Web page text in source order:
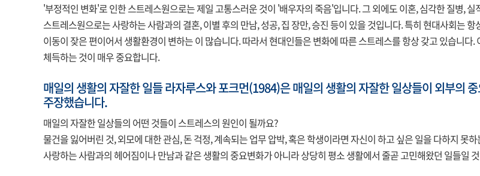
'부정적인 변화'로 인한 스트레스원으로는 제일 고통스러운 것이 '배우자의 죽음'입니다. 그 외에도 이혼, 심각한 질병,
스트레스원으로는 사랑하는 사람과의 결혼, 이별 후의 만남, 성공, 집 장만, 승진 등이 있을 것입니다. 특히 현대사회는
이동이 잦은 편이어서 생활환경이 변하는 이 많습니다. 따라서 현대인들은 변화에 따른 스트레스를 항상 갖고 있습니다
체득하는 것이 매우 중요합니다.
매일의 생활의 자잘한 일들 라자루스와 포크먼(1984)은 매일의 생활의 자잘한 일상들이 외부의
주장했습니다.
매일의 자잘한 일상들의 어떤 것들이 스트레스의 원인이 될까요?
물건을 잃어버린 것, 외모에 대한 관심, 돈 걱정, 계속되는 업무 압박, 혹은 학생이라면 자신이 하고 싶은 일을 다하지 못
사랑하는 사람과의 헤어짐이나 만남과 같은 생활의 중요변화가 아니라 상당히 평소 생활에서 줄곧 고민해왔던 일들일